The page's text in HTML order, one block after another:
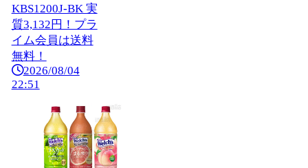
KBS1200J-BK 実
質3,132円！プラ
イム会員は送料
無料！
2026/08/04
22:51